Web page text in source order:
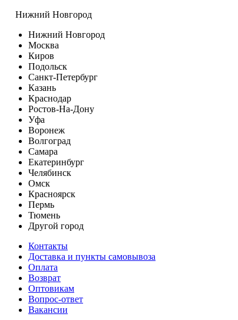
Нижний Новгород
Нижний Новгород
Москва
Киров
Подольск
Санкт-Петербург
Казань
Краснодар
Ростов-На-Дону
Уфа
Воронеж
Волгоград
Самара
Екатеринбург
Челябинск
Омск
Красноярск
Пермь
Тюмень
Другой город
Контакты
Доставка и пункты самовывоза
Оплата
Возврат
Оптовикам
Вопрос-ответ
Вакансии